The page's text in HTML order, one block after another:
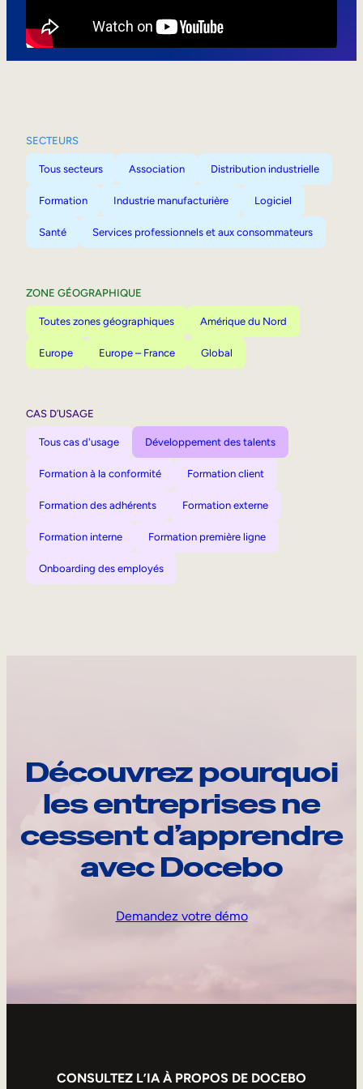
SECTEURS
Tous secteurs Association Distribution industrielle
Formation Industrie manufacturière Logiciel
Santé Services professionnels et aux consommateurs
ZONE GÉOGRAPHIQUE
Toutes zones géographiques Amérique du Nord
Europe Europe – France Global
CAS D’USAGE
Tous cas d'usage Développement des talents
Formation à la conformité Formation client
Formation des adhérents Formation externe
Formation interne Formation première ligne
Onboarding des employés
Découvrez pourquoi
les entreprises ne
cessent d’apprendre
avec Docebo
Demandez votre démo
CONSULTEZ L’IA À PROPOS DE DOCEBO